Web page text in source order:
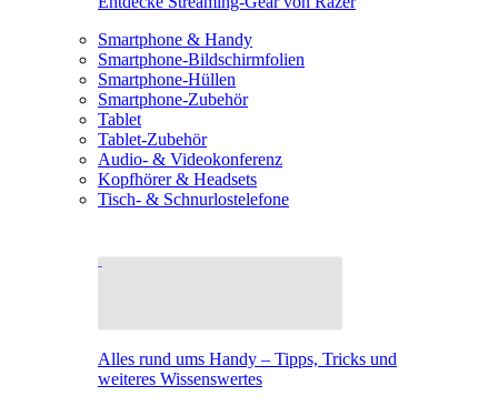
Smartphone & Handy
Smartphone-Bildschirmfolien
Smartphone-Hüllen
Smartphone-Zubehör
Tablet
Tablet-Zubehör
Audio- & Videokonferenz
Kopfhörer & Headsets
Tisch- & Schnurlostelefone
Alles rund ums Handy – Tipps, Tricks und
weiteres Wissenswertes